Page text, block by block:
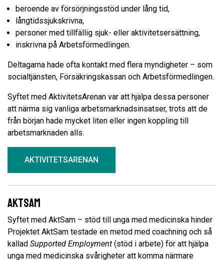
beroende av försörjningsstöd under lång tid,
långtidssjukskrivna,
personer med tillfällig sjuk- eller aktivitetsersättning,
inskrivna på Arbetsförmedlingen.
Deltagarna hade ofta kontakt med flera myndigheter – som
socialtjänsten, Försäkringskassan och Arbetsförmedlingen.
Syftet med AktivitetsArenan var att hjälpa dessa personer
att närma sig vanliga arbetsmarknadsinsatser, trots att de
från början hade mycket liten eller ingen koppling till
arbetsmarknaden alls.
AKTIVITETSARENAN
Aktsam
Syftet med AktSam – stöd till unga med medicinska hinder
Projektet AktSam testade en metod med coachning och så
kallad Supported Employment(stöd i arbete) för att hjälpa
unga med medicinska svårigheter att komma närmare